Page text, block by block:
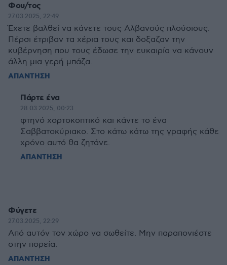
Φου/τος
27.03.2025, 22:49
Έχετε βαλθεί να κάνετε τους Αλβανούς πλούσιους.
Πέρσι έτριβαν τα χέρια τους και δοξαζαν την
κυβέρνηση που τους έδωσε την ευκαιρία να κάνουν
άλλη μια γερή μπάζα.
ΑΠΑΝΤΗΣΗ
Πάρτε ένα
28.03.2025, 00:23
φτηνό χορτοκοπτικό και κάντε το ένα
Σαββατοκύριακο. Στο κάτω κάτω της γραφής κάθε
χρόνο αυτό θα ζητάνε.
ΑΠΑΝΤΗΣΗ
Φύγετε
27.03.2025, 22:29
Από αυτόν τον χώρο να σωθείτε. Μην παραπονιέστε
στην πορεία.
ΑΠΑΝΤΗΣΗ